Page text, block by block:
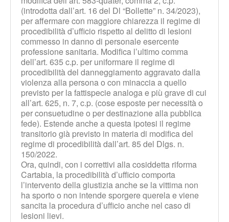
(introdotta dall’art. 16 del Dl “Bollette” n. 34/2023),
per affermare con maggiore chiarezza il regime di
procedibilità d’ufficio rispetto al delitto di lesioni
commesso in danno di personale esercente
professione sanitaria. Modifica l’ultimo comma
dell’art. 635 c.p. per uniformare il regime di
procedibilità del danneggiamento aggravato dalla
violenza alla persona o con minaccia a quello
previsto per la fattispecie analoga e più grave di cui
all’art. 625, n. 7, c.p. (cose esposte per necessità o
per consuetudine o per destinazione alla pubblica
fede). Estende anche a questa ipotesi il regime
transitorio già previsto in materia di modifica del
regime di procedibilità dall’art. 85 del Dlgs. n.
150/2022.
Ora, quindi, con i correttivi alla cosiddetta riforma
Cartabia, la procedibilità d’ufficio comporta
l’intervento della giustizia anche se la vittima non
ha sporto o non intende sporgere querela e viene
sancita la procedura d’ufficio anche nel caso di
lesioni lievi.